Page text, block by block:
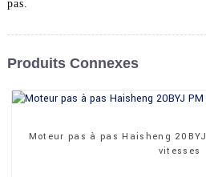
pas.
Produits Connexes
Moteur pas à pas Haisheng
vitesses